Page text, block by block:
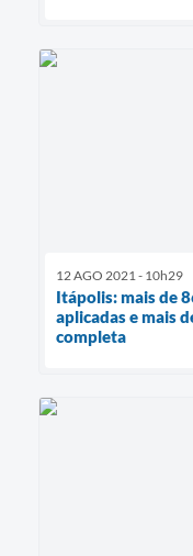
12 AGO 2021 - 10h29
Itápolis: mais de
aplicadas e mais
completa